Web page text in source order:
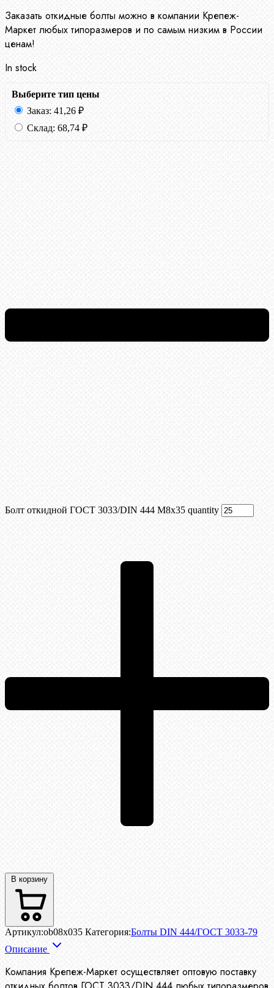
Заказать откидные болты можно в компании Крепеж-
Маркет любых типоразмеров и по самым низким в России
ценам!
In stock
Выберите тип цены
Заказ: 41,26 ₽
Склад: 68,74 ₽
Болт откидной ГОСТ 3033/DIN 444 М8x35 quantity
В корзину
Артикул:ob08x035 Категория:Болты DIN 444/ГОСТ 3033-79
Описание
Компания Крепеж-Маркет осуществляет оптовую поставку